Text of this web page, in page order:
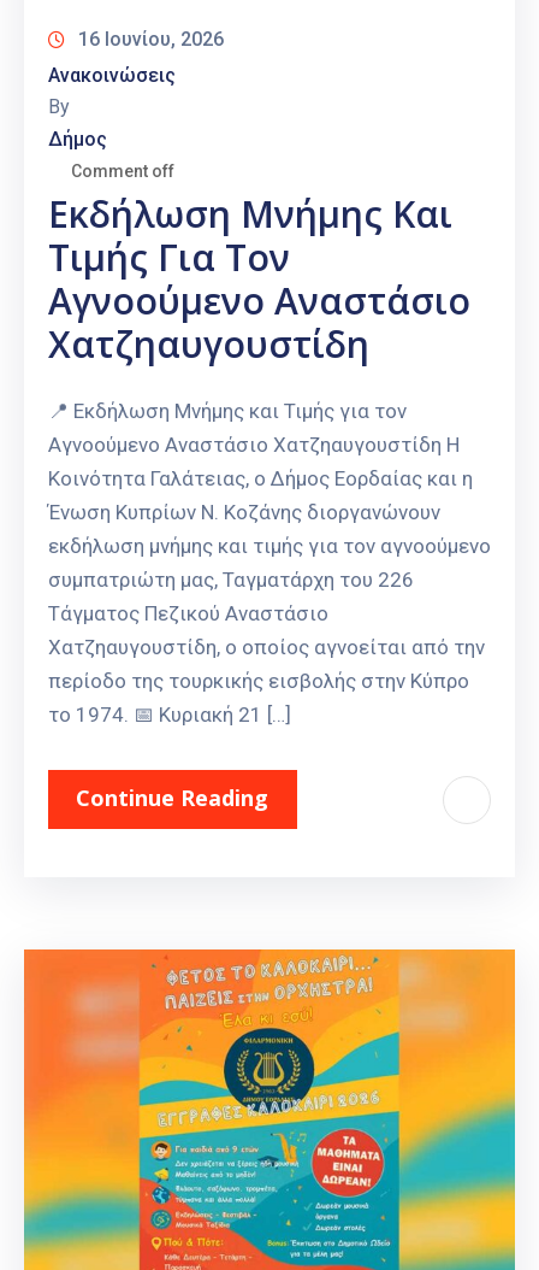
16 Ιουνίου, 2026
Ανακοινώσεις
By
Δήμος
Comment off
Εκδήλωση Μνήμης Και
Τιμής Για Τον
Αγνοούμενο Αναστάσιο
Χατζηαυγουστίδη
📍 Εκδήλωση Μνήμης και Τιμής για τον
Αγνοούμενο Αναστάσιο Χατζηαυγουστίδη Η
Κοινότητα Γαλάτειας, ο Δήμος Εορδαίας και η
Ένωση Κυπρίων Ν. Κοζάνης διοργανώνουν
εκδήλωση μνήμης και τιμής για τον αγνοούμενο
συμπατριώτη μας, Ταγματάρχη του 226
Τάγματος Πεζικού Αναστάσιο
Χατζηαυγουστίδη, ο οποίος αγνοείται από την
περίοδο της τουρκικής εισβολής στην Κύπρο
το 1974. 📅 Κυριακή 21 […]
Continue Reading